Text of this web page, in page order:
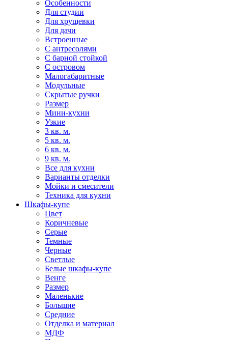
Особенности
Для студии
Для хрущевки
Для дачи
Встроенные
С антресолями
С барной стойкой
С островом
Малогабаритные
Модульные
Скрытые ручки
Размер
Мини-кухни
Узкие
3 кв. м.
5 кв. м.
6 кв. м.
9 кв. м.
Все для кухни
Варианты отделки
Мойки и смесители
Техника для кухни
Шкафы-купе
Цвет
Коричневые
Серые
Темные
Черные
Светлые
Белые шкафы-купе
Венге
Размер
Маленькие
Большие
Средние
Отделка и материал
МДФ